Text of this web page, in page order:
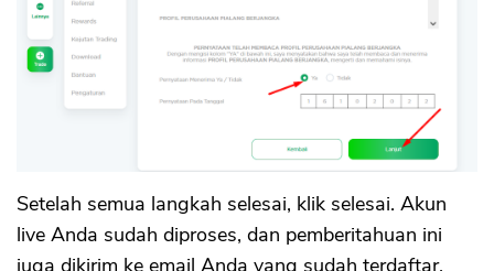
Setelah semua langkah selesai, klik selesai. Akun
live Anda sudah diproses, dan pemberitahuan ini